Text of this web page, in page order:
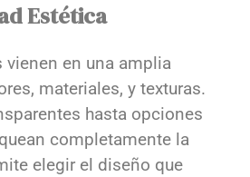
Estética
vienen en una amplia
materiales, y texturas.
hasta opciones
completamente la
elegir el diseño que